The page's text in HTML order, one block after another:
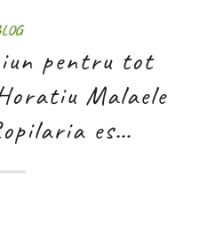
pentru tot
Malaele
es…